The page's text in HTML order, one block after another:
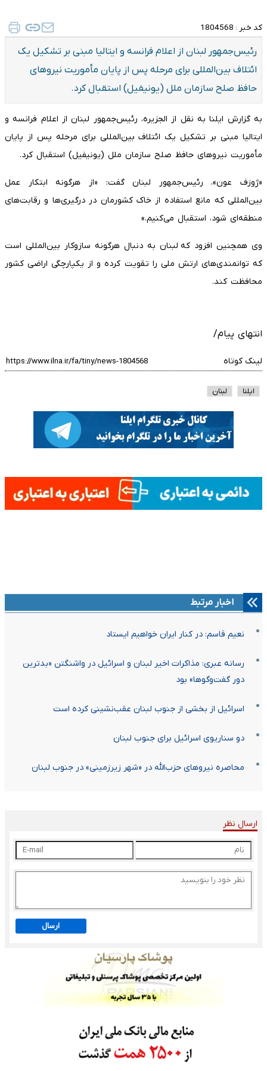
کد خبر : 1804568
رئیس‌جمهور لبنان از اعلام فرانسه و ایتالیا مبنی بر تشکیل یک
ائتلاف بین‌المللی برای مرحله پس از پایان مأموریت نیروهای
حافظ صلح سازمان ملل (یونیفیل) استقبال کرد.
به گزارش ایلنا به نقل از الجزیره، رئیس‌جمهور لبنان از اعلام فرانسه و
ایتالیا مبنی بر تشکیل یک ائتلاف بین‌المللی برای مرحله پس از پایان
مأموریت نیروهای حافظ صلح سازمان ملل (یونیفیل) استقبال کرد.
«ژوزف عون»، رئیس‌جمهور لبنان گفت: «از هرگونه ابتکار عمل
بین‌المللی که مانع استفاده از خاک کشورمان در درگیری‌ها و رقابت‌های
منطقه‌ای شود، استقبال می‌کنیم.»
وی همچنین افزود که لبنان به دنبال هرگونه سازوکار بین‌المللی است
که توانمندی‌های ارتش ملی را تقویت کرده و از یکپارچگی اراضی کشور
محافظت کند.
انتهای پیام/
لینک کوتاه
ایلنا لبنان
اخبار مرتبط
نعیم قاسم: در کنار ایران خواهیم ایستاد
رسانه عبری: مذاکرات اخیر لبنان و اسرائیل در واشنگتن «بدترین
دور گفت‌وگوها» بود
اسرائیل از بخشی از جنوب لبنان عقب‌نشینی کرده است
دو سناریوی اسرائیل برای جنوب لبنان
محاصره نیروهای حزب‌الله در «شهر زیرزمینی» در جنوب لبنان
ارسال نظر
ارسال